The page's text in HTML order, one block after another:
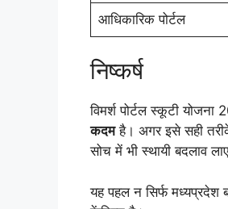
आधिकारिक पोर्टल
निष्कर्ष
विमर्श पोर्टल स्कूटी
कदमहै। अगर इसे सही तरीके
सोच में भी स्थायी बदलाव
यह पहल न सिर्फ मध्यप्रदेश